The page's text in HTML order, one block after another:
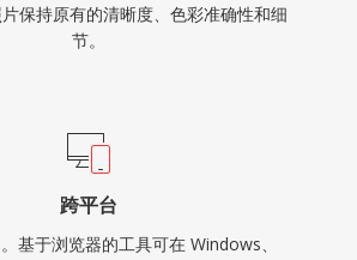
保持原有的清晰度、色彩准确性和细
节。
跨平台
基于浏览器的工具可在 Windows、